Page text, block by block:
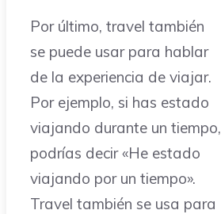
Por último, travel también
se puede usar para hablar
de la experiencia de viajar.
Por ejemplo, si has estado
viajando durante un tiempo,
podrías decir «He estado
viajando por un tiempo».
Travel también se usa para